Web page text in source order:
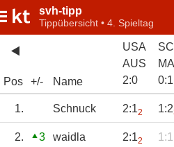
svh-tipp
Tippübersicht • 4. Spieltag
Pos +/- Name
USA
AUS
2:0
0:1
1. Schnuck 2:12 1:2
2. 3 waidla 2:12 1:1